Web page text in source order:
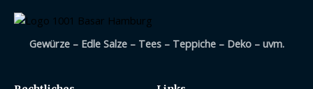
Gewürze – Edle Salze – Tees – Teppiche – Deko – uvm.